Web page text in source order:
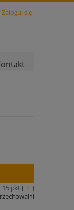
Zaloguj się
15pkt [ ? ]